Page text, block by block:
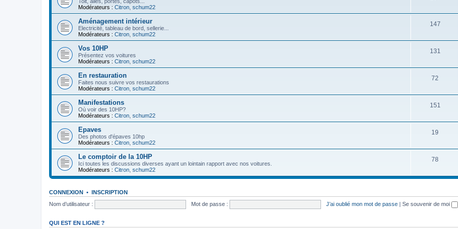
Modérateurs : Citron schum22
Aménagement intérieur
Electricité, tableau de bord, sellerie...
Modérateurs : Citron schum22
147
Vos 10HP
Présentez vos voitures
Modérateurs : Citron schum22
131
En restauration
Faites nous suivre vos restaurations
Modérateurs : Citron schum22
72
Manifestations
Où voir des 10HP?
Modérateurs : Citron schum22
151
Epaves
Des photos d'épaves 10hp
Modérateurs : Citron schum22
19
Le comptoir de la 10HP
Ici toutes les discussions diverses ayant un lointain rapport avec nos voitures.
Modérateurs : Citron schum22
78
CONNEXION • INSCRIPTION
Nom d’utilisateur :
Mot de passe : J’ai oublié mon mot de passe | Se souvenir de moi
QUI EST EN LIGNE ?